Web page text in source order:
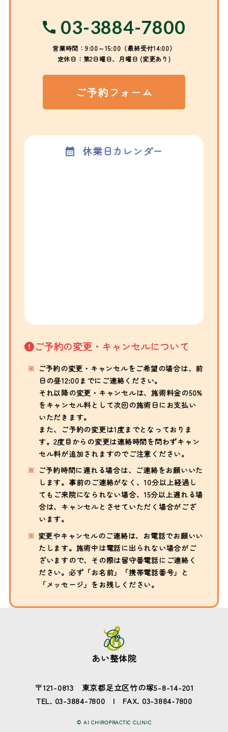
03-3884-7800
営業時間：9:00～15:00（最終受付14:00）
定休日：第2日曜日、月曜日 (変更あり)
ご予約フォーム
休業日カレンダー
ご予約の変更・キャンセルについて
ご予約の変更・キャンセルをご希望の場合は、前
日の昼12:00までにご連絡ください。
それ以降の変更・キャンセルは、施術料金の50%
をキャンセル料として次回の施術日にお支払い
いただきます。
また、ご予約の変更は1度までとなっておりま
す。2度目からの変更は連絡時間を問わずキャン
セル料が追加されますのでご注意ください。
ご予約時間に遅れる場合は、ご連絡をお願いいた
します。事前のご連絡がなく、10分以上経過し
てもご来院になられない場合、15分以上遅れる場
合は、キャンセルとさせていただく場合がござ
います。
変更やキャンセルのご連絡は、お電話でお願いい
たします。施術中は電話に出られない場合がご
ざいますので、その際は留守番電話にご連絡く
ださい。必ず「お名前」「携帯電話番号」と
「メッセージ」をお残しください。
あい整体院
〒121-0813 東京都足立区竹の塚5-8-14-201
TEL. 03-3884-7800 FAX. 03-3884-7800
© AI CHIROPRACTIC CLINIC